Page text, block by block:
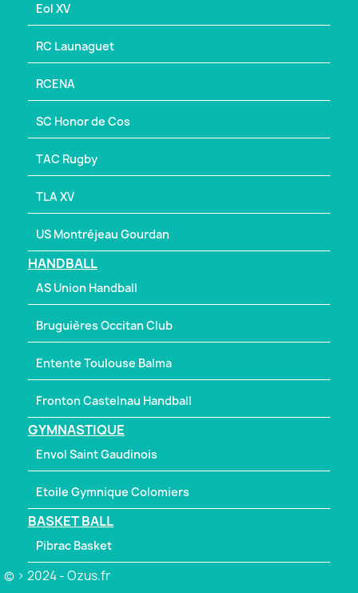
Eol XV
RC Launaguet
RCENA
SC Honor de Cos
TAC Rugby
TLA XV
US Montréjeau Gourdan
HANDBALL
AS Union Handball
Bruguières Occitan Club
Entente Toulouse Balma
Fronton Castelnau Handball
GYMNASTIQUE
Envol Saint Gaudinois
Etoile Gymnique Colomiers
BASKET BALL
Pibrac Basket
© > 2024 - Ozus.fr